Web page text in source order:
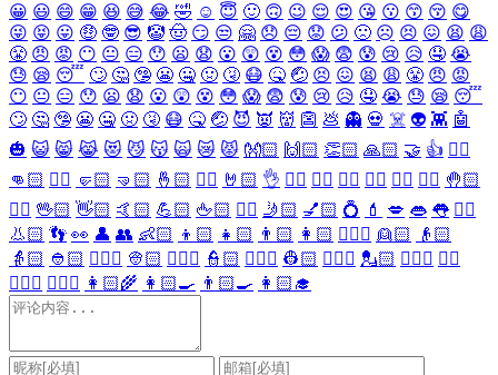
😀 😃 😄 😁 😆 😅 😂 🤣 ☺️ 😇 🙂 🙃 😉 😌 😍 😘 😗 😙 😚 😋
😜 😝 😛 🤑 🤓 😎 🤡 🤠 😏 😒 🤗 😞 😔 😟 😕 🙁 ☹️ 😣 😖 😫 😩
😤 😠 😡 😶 😐 😑 😯 😦 😧 😮 😲 😵 😳 😱 😨 😰 😢 😥 🤤 😭
😓 😪 😴 🙄 🤔 🤥 😬 🤐 🤢 🤧 😷 🤒 🤕 😣 😖 😫 😩 😤 😠 😡
😶 😐 😑 😯 😦 😧 😮 😲 😵 😳 😱 😨 😰 😢 😥 🤤 😭 😓 😪 😴
🙄 🤔 🤥 😬 🤐 🤢 🤧 😷 🤒 🤕 😈 👿 👹 👺 💩 👻 💀 ☠️ 👽 👾 🤖
🎃 😺 😸 😹 😻 😼 😽 🙀 😿 😾 👐🏻 🙌🏻 👏🏻 🙏🏻 🤝 👍 👎🏻
👊🏻 ✊🏻 🤛🏻 🤜🏻 🤞🏻 ✌🏻 🤘🏻 👌 👈🏻 👉🏻 👆🏻 👇🏻 ☝🏻 ✋🏻 🤚🏻
🖐🏻 🖖🏻 👋🏻 🤙🏻 💪🏻 🖕🏻 ✍🏻 🤳🏻 💅🏻 💍 💄 💋 👄 👅 👂🏻
👃🏻 👣 👀 👤 👥 👶🏻 👦🏻 👧🏻 👨🏻 👩🏻 👱🏻‍♀️ 👱🏻
👴🏻
👵🏻 👲🏻 👳🏻‍♀️ 👳🏻 👮🏻‍♀️ 👮🏻 👷🏻‍♀️ 👷🏻 💂🏻‍♀️ 💂🏻 🕵🏻‍♀️ 🕵🏻
👩🏻‍⚕️ 👨🏻‍⚕️ 👩🏻‍🌾 👩🏻‍🍳 👨🏻‍🍳 👩🏻‍🎓